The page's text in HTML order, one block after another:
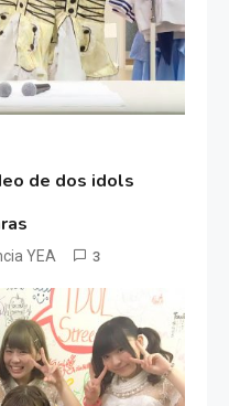
de dos idols
YEA 3